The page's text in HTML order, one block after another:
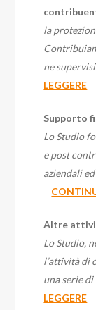
la
ne
LEGGERE
Supporto
Lo Studio
e post
aziendali
–
Altre
Lo Studio,
l’attività di
una serie
LEGGERE